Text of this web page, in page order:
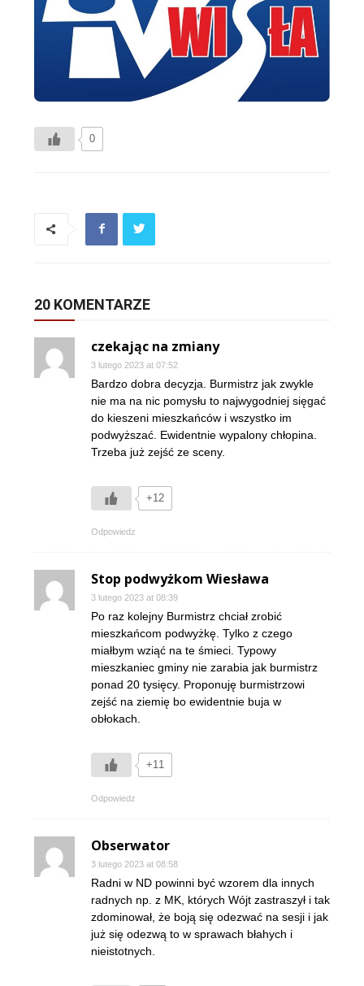
0
20 KOMENTARZE
czekając na zmiany
3 lutego 2023 at 07:52
Bardzo dobra decyzja. Burmistrz jak zwykle
nie ma na nic pomysłu to najwygodniej sięgać
do kieszeni mieszkańców i wszystko im
podwyższać. Ewidentnie wypalony chłopina.
Trzeba już zejść ze sceny.
+12
Odpowiedz
Stop podwyżkom Wiesława
3 lutego 2023 at 08:39
Po raz kolejny Burmistrz chciał zrobić
mieszkańcom podwyżkę. Tylko z czego
miałbym wziąć na te śmieci. Typowy
mieszkaniec gminy nie zarabia jak burmistrz
ponad 20 tysięcy. Proponuję burmistrzowi
zejść na ziemię bo ewidentnie buja w
obłokach.
+11
Odpowiedz
Obserwator
3 lutego 2023 at 08:58
Radni w ND powinni być wzorem dla innych
radnych np. z MK, których Wójt zastraszył i tak
zdominował, że boją się odezwać na sesji i jak
już się odezwą to w sprawach błahych i
nieistotnych.